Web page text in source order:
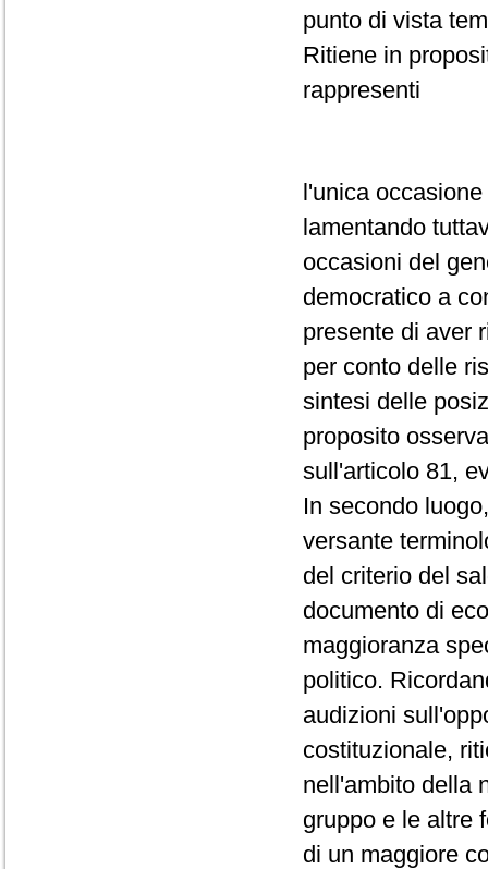
punto di vista
Ritiene in
rappresenti
l'unica
lamentando
occasioni del
democratico a
presente di aver
per conto delle
sintesi delle
proposito
sull'articolo 81,
In secondo
versante
del criterio del
documento di
maggioranza
politico.
audizioni
costituzionale,
nell'ambito della
gruppo e le altre
di un maggiore